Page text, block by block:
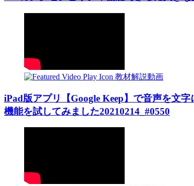
教材解説動画
iPad版アプリ【Google Keep】で音声を文
機能を試してみました20210214_#0550